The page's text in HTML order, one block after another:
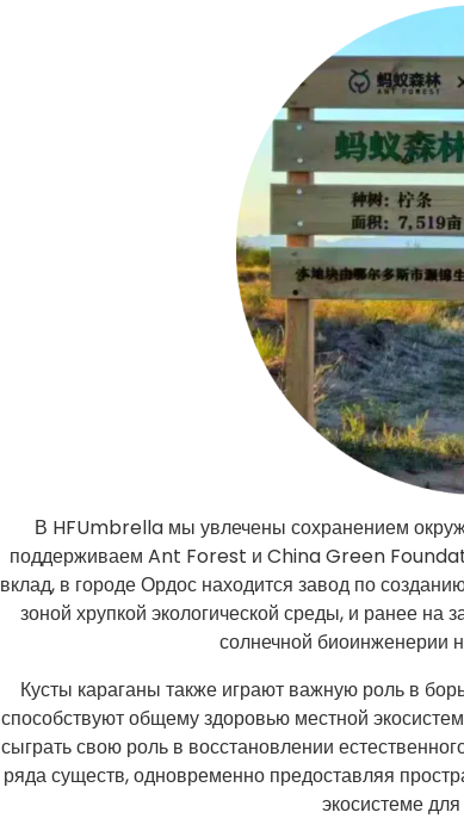
В HFUmbrella мы увлечены сохранением
поддерживаем Ant Forest и China Green
вклад, в городе Ордос находится завод по
зоной хрупкой экологической среды, и ранее
солнечной биоинженерии
Кусты караганы также играют важную роль в
способствуют общему здоровью местной
сыграть свою роль в восстановлении
ряда существ, одновременно предоставляя
экосистеме